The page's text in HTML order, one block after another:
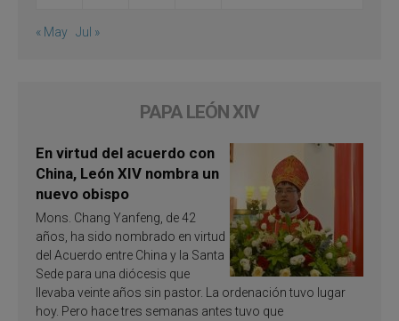
« May Jul »
PAPA LEÓN XIV
En virtud del acuerdo con
China, León XIV nombra un
nuevo obispo
Mons. Chang Yanfeng, de 42
años, ha sido nombrado en virtud
del Acuerdo entre China y la Santa
Sede para una diócesis que
llevaba veinte años sin pastor. La ordenación tuvo lugar
hoy. Pero hace tres semanas antes tuvo que